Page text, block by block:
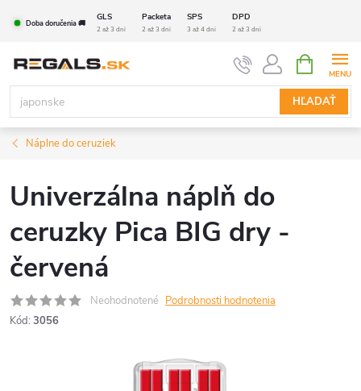
Doba doručenia 🚚
GLS Packeta SPS DPD
2 až 3 dni 2 až 3 dni 3 až 4 dni 2 až 3 dni
HĽADAŤ
KOŠÍK
Náplne do ceruziek
Univerzálna náplň do
ceruzky Pica BIG dry -
červená
Neohodnotené Podrobnosti hodnotenia
Kód: 3056